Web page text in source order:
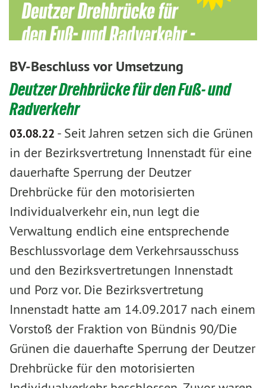
BV-Beschluss vor Umsetzung
Deutzer Drehbrücke für den Fuß- und
Radverkehr
03.08.22 - Seit Jahren setzen sich die Grünen
in der Bezirksvertretung Innenstadt für eine
dauerhafte Sperrung der Deutzer
Drehbrücke für den motorisierten
Individualverkehr ein, nun legt die
Verwaltung endlich eine entsprechende
Beschlussvorlage dem Verkehrsausschuss
und den Bezirksvertretungen Innenstadt
und Porz vor. Die Bezirksvertretung
Innenstadt hatte am 14.09.2017 nach einem
Vorstoß der Fraktion von Bündnis 90/Die
Grünen die dauerhafte Sperrung der Deutzer
Drehbrücke für den motorisierten